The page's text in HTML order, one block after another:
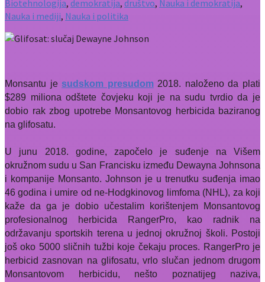
Biotehnologija, demokratija, društvo, Nauka i demokratija,
Nauka i mediji, Nauka i politika
Monsantu jesudskom presudom2018. naloženo da plati
$289 miliona odštete čovjeku koji je na sudu tvrdio da je
dobio rak zbog upotrebe Monsantovog herbicida baziranog
na glifosatu.
U junu 2018. godine, započelo je suđenje na Višem
okružnom sudu u San Francisku između Dewayna Johnsona
i kompanije Monsanto. Johnson je u trenutku suđenja imao
46 godina i umire od ne-Hodgkinovog limfoma (NHL), za koji
kaže da ga je dobio učestalim korištenjem Monsantovog
profesionalnog herbicida RangerPro, kao radnik na
održavanju sportskih terena u jednoj okružnoj školi. Postoji
još oko 5000 sličnih tužbi koje čekaju proces. RangerPro je
herbicid zasnovan na glifosatu, vrlo slučan jednom drugom
Monsantovom herbicidu, nešto poznatijeg naziva,